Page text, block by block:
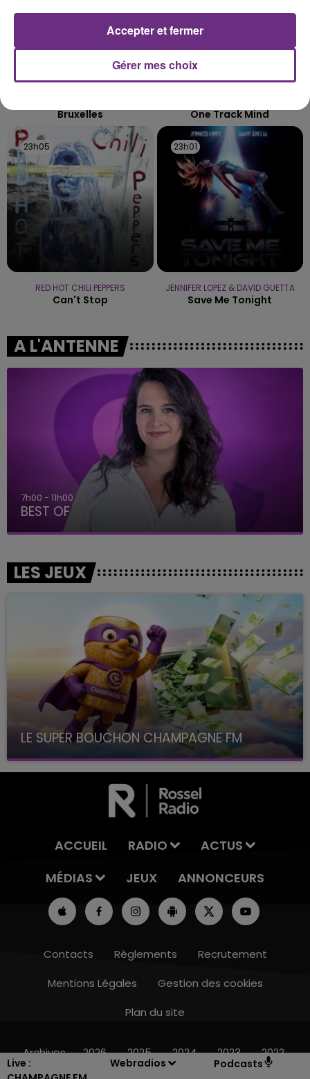
Live :
Webradios Podcasts
16h00 - 20h00
Bruxelles One Track Mind
23h05
23h05
RED HOT CHILI PEPPERS
Can't Stop
23h01
23h01
JENNIFER LOPEZ & DAVID GUETTA
Save Me Tonight
A L'ANTENNE
7h00 - 11h00
BEST OF
LES JEUX
LE SUPER BOUCHON CHAMPAGNE FM
avec La Famille Champagne FM, à 8H10
ACCUEIL RADIO
ACTUS
MÉDIAS
JEUX ANNONCEURS
Contacts Règlements
Recrutement
Mentions Légales
Gestion des cookies
Plan du site
Archives 2026 2025 2024 2023 2022
Gérer mes choix
Accepter et fermer